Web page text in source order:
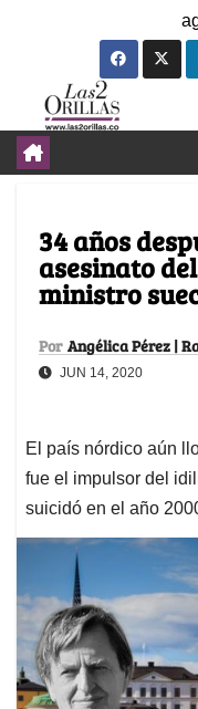
34 años
asesinato
ministro
Por Angélica Pérez |
JUN 14, 2020
El país nórdico aún
fue el impulsor del
suicidó en el año